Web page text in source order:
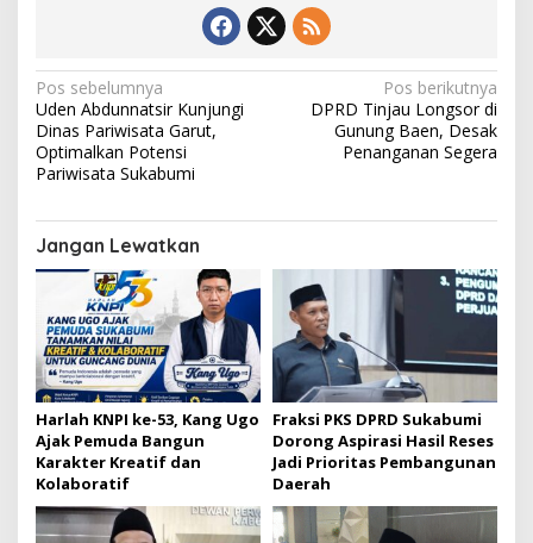
k
t
e
N
a
v
g
a
p
o
s
Pos sebelumnya
Uden Abdunnatsir Kunjungi
Dinas Pariwisata Garut,
Optimalkan Potensi
Pariwisata Sukabumi
Pos berikutnya
DPRD Tinjau Longsor di
Gunung Baen, Desak
Penanganan Segera
Jangan Lewatkan
Harlah KNPI ke-53, Kang Ugo
Ajak Pemuda Bangun
Karakter Kreatif dan
Kolaboratif
Fraksi PKS DPRD Sukabumi
Dorong Aspirasi Hasil Reses
Jadi Prioritas Pembangunan
Daerah